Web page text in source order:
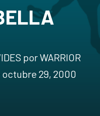
por WARRIOR
octubre 29, 2000